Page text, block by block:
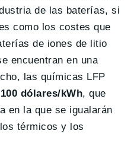
de las baterías, si
como los costes que
de iones de litio
encuentran en una
las químicas LFP
100 dólares/kWh, que
en la que se igualarán
térmicos y los